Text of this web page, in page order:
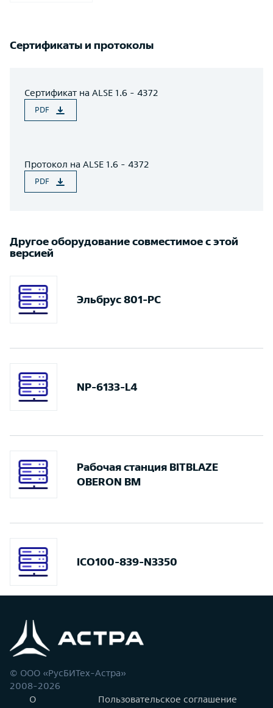
Сертификаты и протоколы
Сертификат на ALSE 1.6 - 4372
PDF
Протокол на ALSE 1.6 - 4372
PDF
Другое оборудование совместимое с этой
версией
Эльбрус 801-PC
NP-6133-L4
Рабочая станция BITBLAZE
OBERON BM
ICO100-839-N3350
© ООО «РусБИТех-Астра»
2008-2026
О
Пользовательское соглашение